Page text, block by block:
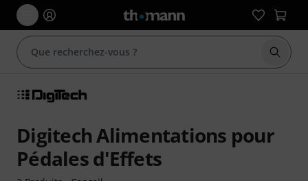
Digitech Alimentations pour
Pédales d'Effets